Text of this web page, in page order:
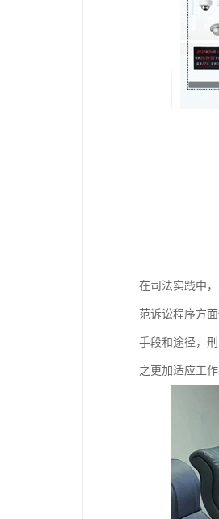
在司法实践中
范诉讼程序方
手段和途径，
之更加适应工